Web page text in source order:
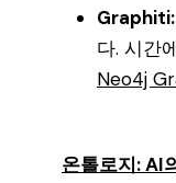
Graphiti:
다. 시간
Neo4j
온톨로지: AI